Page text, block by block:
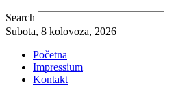
Search
Subota, 8 kolovoza, 2026
Početna
Impressium
Kontakt